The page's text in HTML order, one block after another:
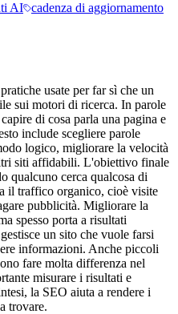
AI cadenza di aggiornamento
usate per far sì che un
sui motori di ricerca. In parole
di cosa parla una pagina e
include scegliere parole
logico, migliorare la velocità
siti affidabili. L'obiettivo finale
qualcuno cerca qualcosa di
il traffico organico, cioè visite
pubblicità. Migliorare la
spesso porta a risultati
un sito che vuole farsi
informazioni. Anche piccoli
fare molta differenza nel
misurare i risultati e
la SEO aiuta a rendere i
trovare.